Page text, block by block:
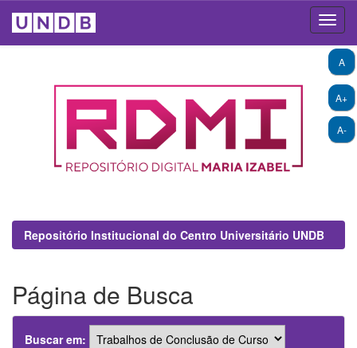
A+
A-
A
Repositório Institucional do Centro Universitário UNDB
Página de Busca
Buscar em: